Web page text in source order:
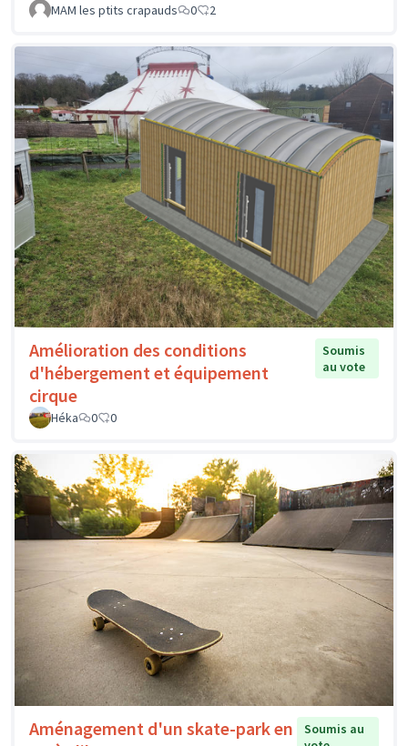
MAM les ptits crapauds
0 2
Amélioration des conditions
d'hébergement et équipement
cirque
Soumis
au vote
Héka 0 0
Aménagement d'un skate-park en
Soumis au